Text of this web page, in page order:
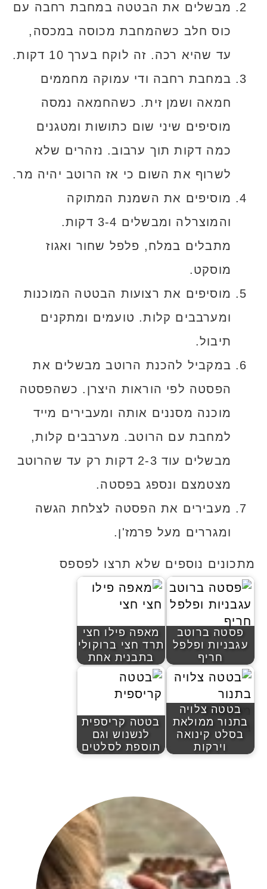
מבשלים את הבטטה במחבת רחבה עם
כוס חלב כשהמחבת מכוסה במכסה,
עד שהיא רכה. זה לוקח בערך 10 דקות.
במחבת רחבה ודי עמוקה מחממים
חמאה ושמן זית. כשהחמאה נמסה
מוסיפים שיני שום כתושות ומטגנים
כמה דקות תוך ערבוב. נזהרים שלא
לשרוף את השום כי אז הרוטב יהיה מר.
מוסיפים את השמנת המתוקה
והמוצרלה ומבשלים 3-4 דקות.
מתבלים במלח, פלפל שחור ואגוז
מוסקט.
מוסיפים את רצועות הבטטה המוכנות
ומערבבים קלות. טועמים ומתקנים
תיבול.
במקביל להכנת הרוטב מבשלים את
הפסטה לפי הוראות היצרן. כשהפסטה
מוכנה מסננים אותה ומעבירים מייד
למחבת עם הרוטב. מערבבים קלות,
מבשלים עוד 2-3 דקות רק עד שהרוטב
מצטמצם ונספג בפסטה.
מעבירים את הפסטה לצלחת הגשה
ומגררים מעל פרמז'ן.
מתכונים נוספים שלא תרצו לפספס
פסטה ברוטב
עגבניות ופלפל
חריף
מאפה פילו חצי
תרד חצי ברוקולי
בתבנית אחת
בטטה צלויה
בתנור ממולאת
בסלט קינואה
וירקות
בטטה קריספית
לנשנוש וגם
תוספת לסלטים